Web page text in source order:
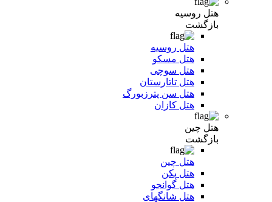
هتل روسیه
بازگشت
هتل روسیه
هتل مسکو
هتل سوچی
هتل تاتارستان
هتل سن پترزبورگ
هتل کازان
هتل چین
بازگشت
هتل چین
هتل پکن
هتل گوانجو
هتل شانگهای